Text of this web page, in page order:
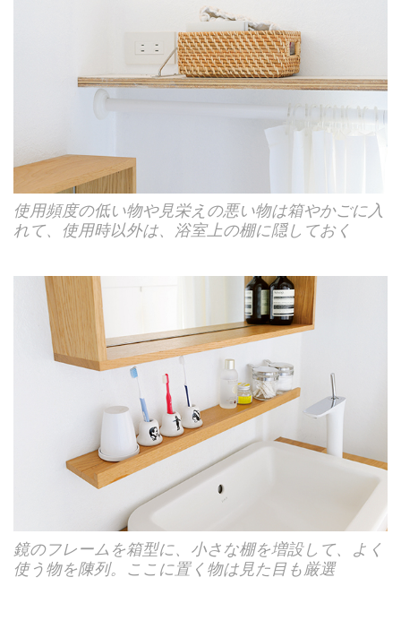
使用頻度の低い物や見栄えの悪い物は箱やかごに入
れて、使用時以外は、浴室上の棚に隠しておく
鏡のフレームを箱型に、小さな棚を増設して、よく
使う物を陳列。ここに置く物は見た目も厳選